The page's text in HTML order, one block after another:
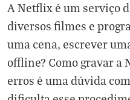
A Netflix é um serviço
diversos filmes e
uma cena, escrever
offline? Como gravar a
erros é uma dúvida